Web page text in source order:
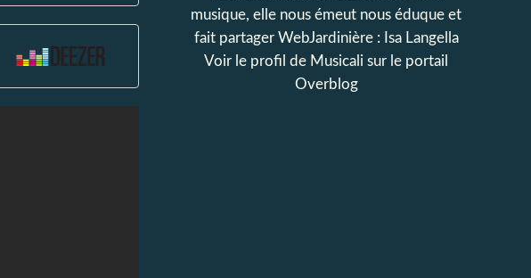
musique, elle nous émeut nous éduque et
fait partager WebJardinière : Isa Langella
Voir le profil de Musicali sur le portail
Overblog